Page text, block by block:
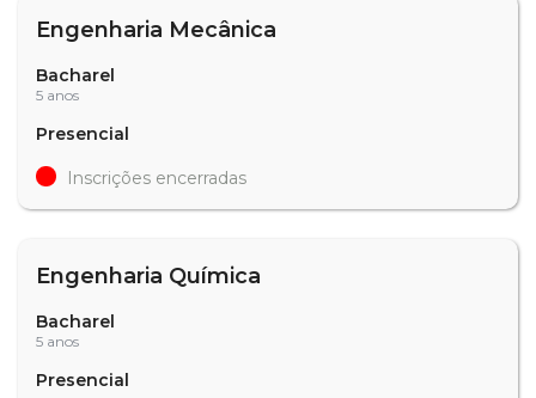
Engenharia Mecânica
Bacharel
5 anos
Presencial
Inscrições encerradas
Engenharia Química
Bacharel
5 anos
Presencial